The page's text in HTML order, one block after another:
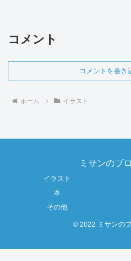
コメント
コメントを書き
ホーム イラスト
ミサンのブ
イラスト
本
その他
© 2022 ミサンの